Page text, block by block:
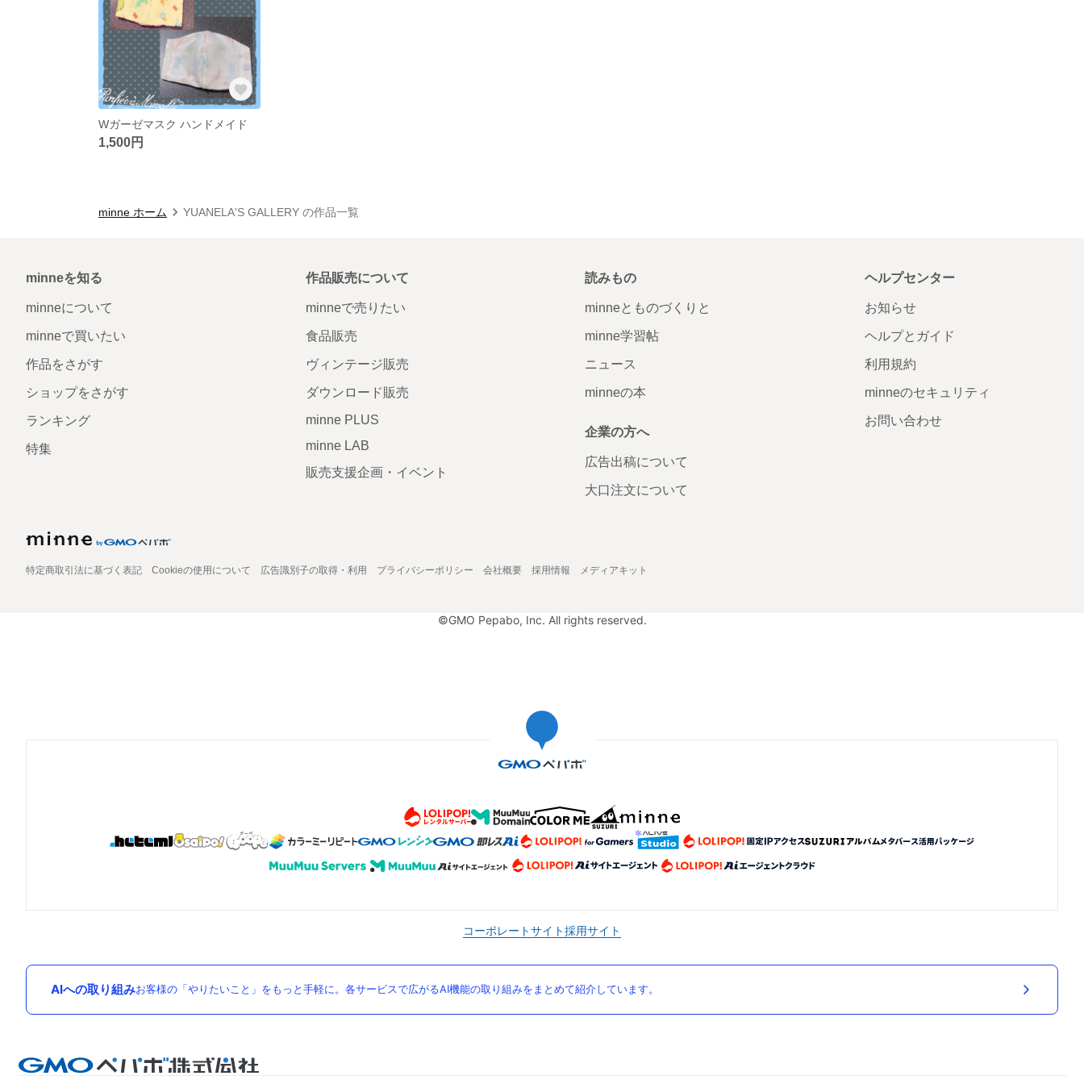
Wガーゼマスク ハンドメイド
1,500円
minne ホーム YUANELA'S GALLERY の作品一覧
minneを知る
minneについて
minneで買いたい
作品をさがす
ショップをさがす
ランキング
特集
作品販売について
minneで売りたい
食品販売
ヴィンテージ販売
ダウンロード販売
minne PLUS
minne LAB
販売支援企画・イベント
読みもの
minneとものづくりと
minne学習帖
ニュース
minneの本
企業の方へ
広告出稿について
大口注文について
ヘルプセンター
お知らせ
ヘルプとガイド
利用規約
minneのセキュリティ
お問い合わせ
特定商取引法に基づく表記 Cookieの使用について 広告識別子の取得・利用 プライバシーポリシー 会社概要 採用情報 メディアキット
©GMO Pepabo, Inc. All rights reserved.
コーポレートサイト採用サイト
AIへの取り組みお客様の「やりたいこと」をもっと手軽に。各サービスで広がるAI機能の取り組みをまとめて紹介しています。